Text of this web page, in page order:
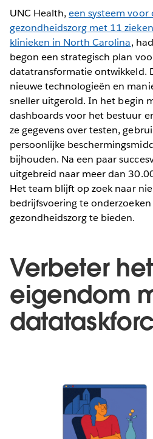
UNC Health,een systeem voor
gezondheidszorg met 11
klinieken in North Carolina,
begon een strategisch plan
datatransformatie ontwikkeld.
nieuwe technologieën en
sneller uitgerold. In het begin
dashboards voor het bestuur
ze gegevens over testen,
persoonlijke
bijhouden. Na een paar
uitgebreid naar meer dan
Het team blijft op zoek naar
bedrijfsvoering te
gezondheidszorg te bieden.
Verbeter het
eigendom